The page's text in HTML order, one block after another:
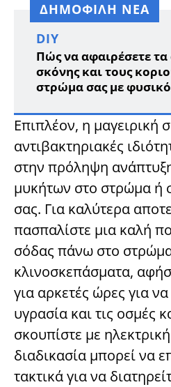
ΔΗΜΟΦΙΛΗ ΝΕΑ
DIY
Πώς να αφαιρέσετε
σκόνης και τους
στρώμα σας με
Επιπλέον, η μαγειρική
αντιβακτηριακές
στην πρόληψη
μυκήτων στο στρώμα ή
σας. Για καλύτερα
πασπαλίστε μια καλή
σόδας πάνω στο
κλινοσκεπάσματα,
για αρκετές ώρες για
υγρασία και τις οσμές
σκουπίστε με
διαδικασία μπορεί να
τακτικά για να